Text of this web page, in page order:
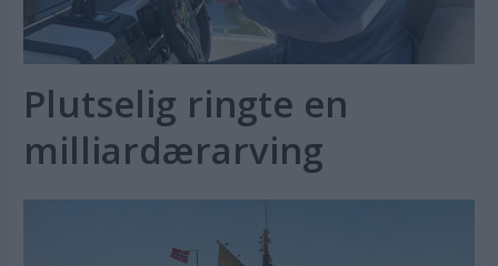
Plutselig ringte en
milliardærarving